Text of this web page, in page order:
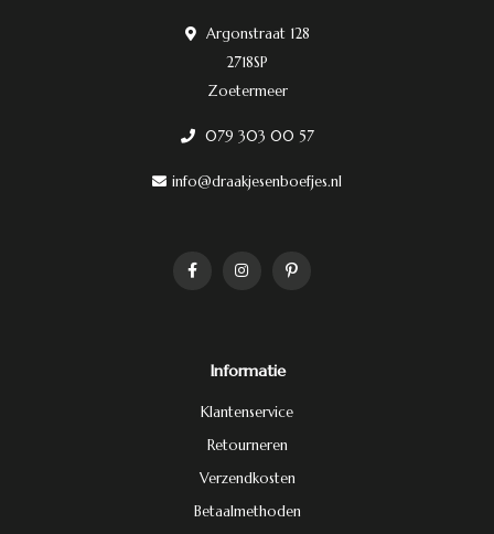
Argonstraat 128
2718SP
Zoetermeer
079 303 00 57
info@draakjesenboefjes.nl
Informatie
Klantenservice
Retourneren
Verzendkosten
Betaalmethoden